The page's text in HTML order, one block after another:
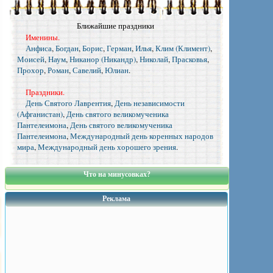
Ближайшие праздники
Именины.
Анфиса,Богдан,Борис,Герман,Илья,Клим (Климент),
Моисей,Наум,Никанор (Никандр),Николай,Прасковья,
Прохор,Роман,Савелий,Юлиан.
Праздники.
День Святого Лаврентия,День независимости
(Афганистан),День святого великомученика
Пантелеимона,День святого великомученика
Пантелеимона,Международный день коренных народов
мира,Международный день хорошего зрения.
Что на минусовках?
Реклама